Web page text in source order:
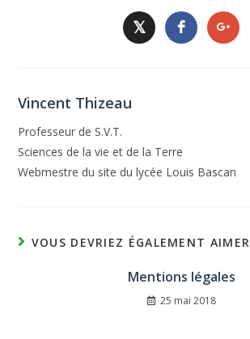
𝕏
Vincent Thizeau
Professeur de S.V.T.
Sciences de la vie et de la Terre
Webmestre du site du lycée Louis Bascan
VOUS DEVRIEZ ÉGALEMENT AIMER
Mentions légales
25 mai 2018